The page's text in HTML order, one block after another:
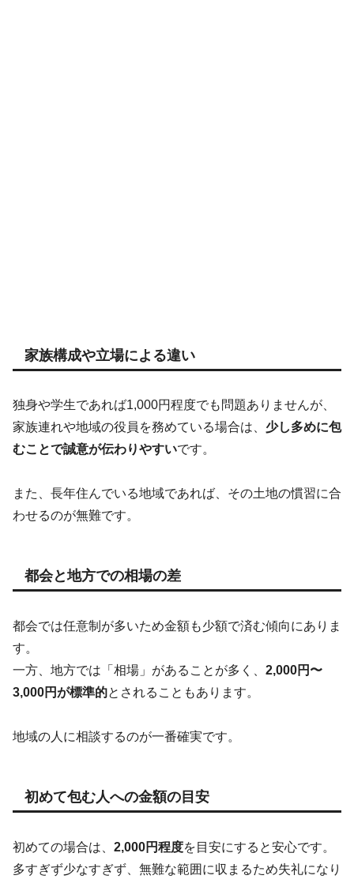
家族構成や立場による違い
独身や学生であれば1,000円程度でも問題ありませんが、
家族連れや地域の役員を務めている場合は、 少し多めに包
むことで誠意が伝わりやすいです。
また、長年住んでいる地域であれば、その土地の慣習に合
わせるのが無難です。
都会と地方での相場の差
都会では任意制が多いため金額も少額で済む傾向にありま
す。
一方、地方では「相場」があることが多く、 2,000円〜
3,000円が標準的とされることもあります。
地域の人に相談するのが一番確実です。
初めて包む人への金額の目安
初めての場合は、 2,000円程度を目安にすると安心です。
多すぎず少なすぎず、無難な範囲に収まるため失礼になり